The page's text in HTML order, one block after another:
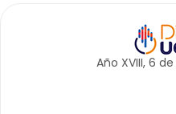
Año XVIII, 6 de